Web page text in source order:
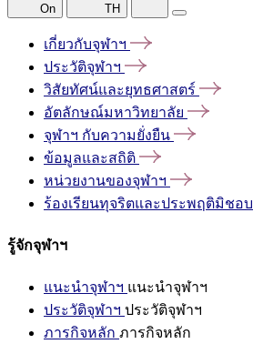
On TH
เกี่ยวกับจุฬาฯ
ประวัติจุฬาฯ
วิสัยทัศน์และยุทธศาสตร์
อัตลักษณ์มหาวิทยาลัย
จุฬาฯ กับความยั่งยืน
ข้อมูลและสถิติ
หน่วยงานของจุฬาฯ
ร้องเรียนทุจริตและประพฤติมิชอบ
รู้จักจุฬาฯ
แนะนำจุฬาฯ แนะนำจุฬาฯ
ประวัติจุฬาฯ ประวัติจุฬาฯ
ภารกิจหลัก ภารกิจหลัก